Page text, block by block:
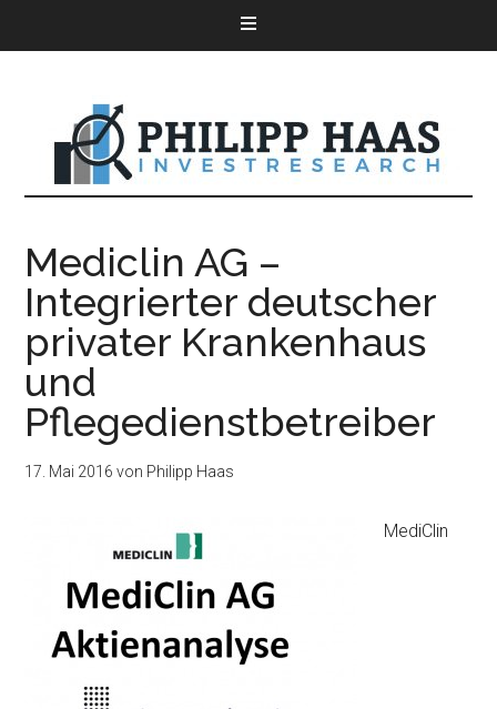
Mediclin AG –
Integrierter deutscher
privater Krankenhaus
und
Pflegedienstbetreiber
17. Mai 2016 von Philipp Haas
MediClin